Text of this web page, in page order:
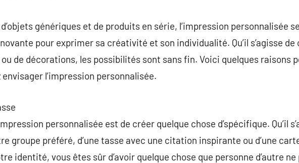
génériques et de produits en série, l’impression personnalisée
pour exprimer sa créativité et son individualité. Qu’il s’agisse de
de décorations, les possibilités sont sans fin. Voici quelques raisons
l’impression personnalisée.
personnalisée est de créer quelque chose d’spécifique. Qu’il
groupe préféré, d’une tasse avec une citation inspirante ou d’une
identité, vous êtes sûr d’avoir quelque chose que personne d’autre ne